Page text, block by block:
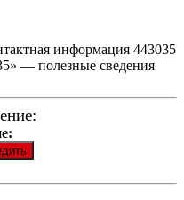
информация 443035
— полезные сведения